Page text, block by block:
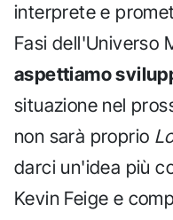
interprete e
Fasi dell'Universo
aspettiamo
situazione nel
non sarà proprio
darci un'idea più
Kevin Feige e